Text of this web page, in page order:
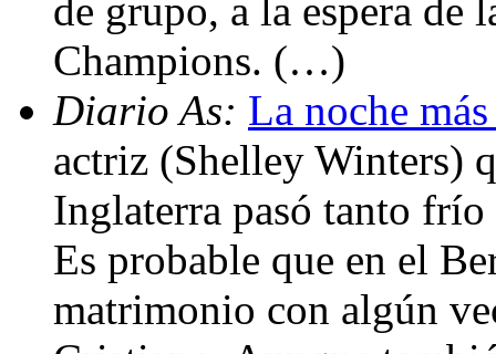
de grupo, a la espera de
Champions. (…)
Diario As: La noche
actriz (Shelley Winters)
Inglaterra pasó tanto frío
Es probable que en el
matrimonio con algún